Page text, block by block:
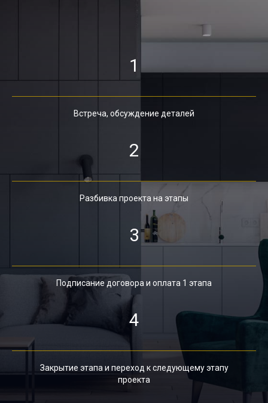
1
Встреча, обсуждение деталей
2
Разбивка проекта на этапы
3
Подписание договора и оплата 1 этапа
4
Закрытие этапа и переход к следующему этапу
проекта